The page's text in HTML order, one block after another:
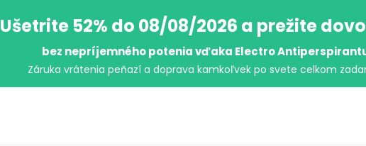
Ušetrite 52% do 08/08/2026 a prežite
bez nepríjemného potenia vďaka Electro
Záruka vrátenia peňazí a doprava kamkoľvek po svete celkom